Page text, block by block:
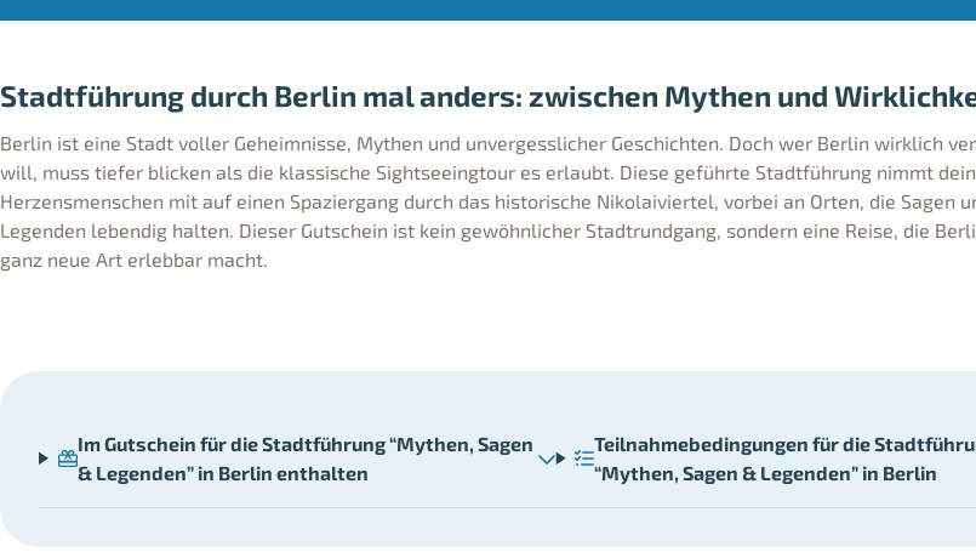
Stadtführung durch Berlin mal anders: zwischen Mythen und
Berlin ist eine Stadt voller Geheimnisse, Mythen und unvergesslicher Geschichten. Doch wer Berlin wirklich
will, muss tiefer blicken als die klassische Sightseeingtour es erlaubt. Diese geführte Stadtführung nimmt
Herzensmenschen mit auf einen Spaziergang durch das historische Nikolaiviertel, vorbei an Orten, die Sagen
Legenden lebendig halten. Dieser Gutschein ist kein gewöhnlicher Stadtrundgang, sondern eine Reise, die
ganz neue Art erlebbar macht.
Im Gutschein für die Stadtführung “Mythen, Sagen
& Legenden” in Berlin enthalten
Teilnahmebedingungen für die
“Mythen, Sagen & Legenden” in Berlin